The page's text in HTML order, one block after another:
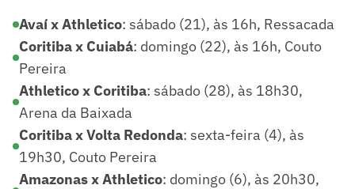
Avaí x Athletico: sábado (21), às 16h, Ressacada
Coritiba x Cuiabá: domingo (22), às 16h, Couto
Pereira
Athletico x Coritiba: sábado (28), às 18h30,
Arena da Baixada
Coritiba x Volta Redonda: sexta-feira (4), às
19h30, Couto Pereira
Amazonas x Athletico: domingo (6), às 20h30,